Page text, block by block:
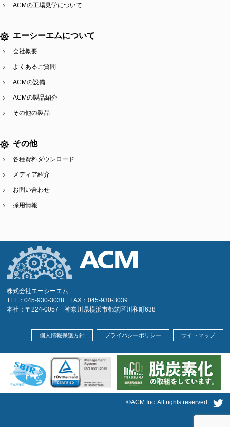
ACMの工場見学について
エーシーエムについて
会社概要
よくあるご質問
ACMの設備
ACMの製品紹介
その他の製品
その他
各種資料ダウンロード
メディア紹介
お問い合わせ
採用情報
株式会社エーシーエム
TEL：045-930-3038 FAX：045-930-3039
本社：〒224-0057 神奈川県横浜市都筑区川和町638
個人情報保護方針 プライバシーポリシー サイトマップ
©ACM Inc. All rights reserved.